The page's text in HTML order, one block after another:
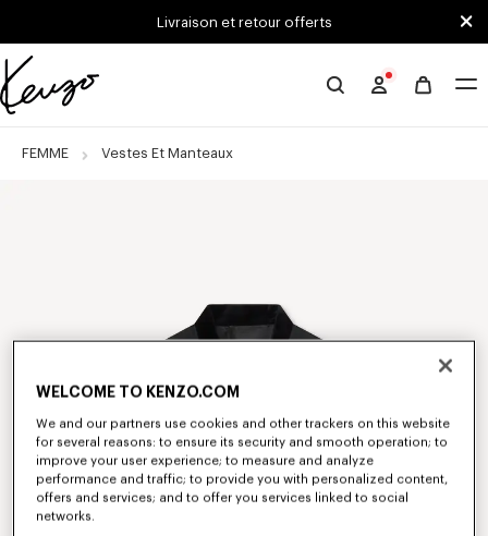
Skip to main content
Skip to footer contentLivraison et retour offerts
Site
KENZO
FEMME Vestes Et Manteaux
WELCOME TO KENZO.COM
We and our partners use cookies and other trackers on this website
for several reasons: to ensure its security and smooth operation; to
improve your user experience; to measure and analyze
performance and traffic; to provide you with personalized content,
offers and services; and to offer you services linked to social
networks.